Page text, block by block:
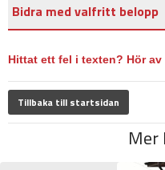
Bidra med valfritt belopp
Hittat ett fel i texten? Hör av
Tillbaka till startsidan
Mer